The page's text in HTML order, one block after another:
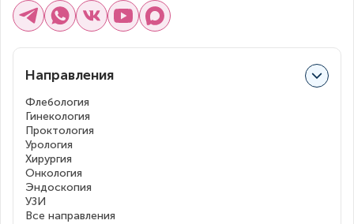
Направления
Флебология
Гинекология
Проктология
Урология
Хирургия
Онкология
Эндоскопия
УЗИ
Все направления